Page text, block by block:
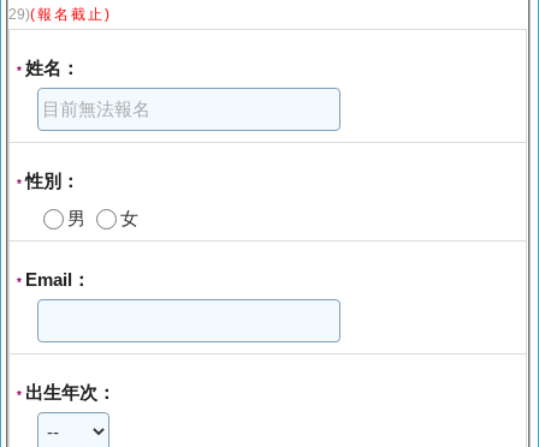
29)(報名截止)
* 姓名：
*性別：
男
女
* Email：
* 出生年次：